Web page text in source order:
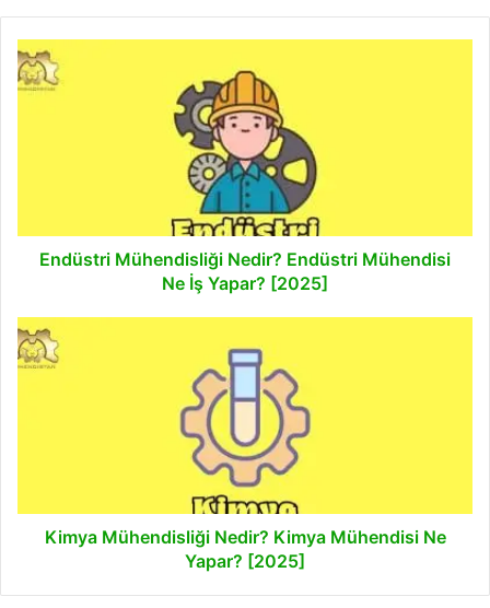
Endüstri
Mühendisliği
Nedir?
[2025]
Endüstri Mühendisliği Nedir? Endüstri Mühendisi
Ne İş Yapar? [2025]
Kimya
Mühendisliği
Nedir?
Kimya Mühendisliği Nedir? Kimya Mühendisi Ne
Yapar? [2025]